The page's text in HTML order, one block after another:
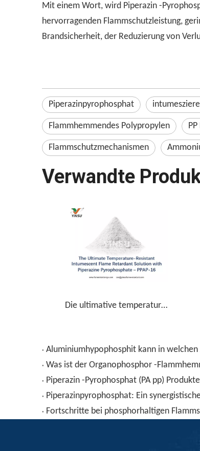
Mit einem Wort, wird Piperazin -
hervorragenden Flammschutzleistung,
Brandsicherheit, der Reduzierung von
Piperazinpyrophosphat
Flammhemmendes Polypropylen
Flammschutzmechanismen
Verwandte
Die ultimative temperaturresistente intumeszente Flammschutzlösung mit Piperazin-Pyrophosphat-P PA P-16
Aluminiumhypophosphit kann in
Was ist der Organophosphor -
Piperazin -Pyrophosphat (PA pp)
Piperazinpyrophosphat: Ein
Fortschritte bei phosphorhaltigen